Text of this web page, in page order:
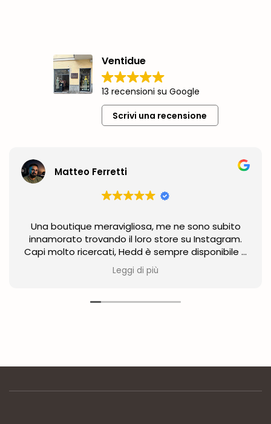
Ventidue
13 recensioni su Google
Scrivi una recensione
Matteo Ferretti
Una boutique meravigliosa, me ne sono subito
innamorato trovando il loro store su Instagram.
Capi molto ricercati, Hedd è sempre disponibile a
seguirti, consigliarti e aiutarti a trovare la taglia
giusta anche per acquisti online, creando outfit su
impeccabile! Non saprei come fare senza di lui!
Leggi di più